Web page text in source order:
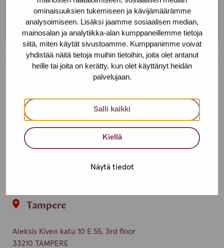
ominaisuuksien tukemiseen ja kävijämäärämme
analysoimiseen. Lisäksi jaamme sosiaalisen median,
mainosalan ja analytiikka-alan kumppaneillemme tietoja
siitä, miten käytät sivustoamme. Kumppanimme voivat
yhdistää näitä tietoja muihin tietoihin, joita olet antanut
heille tai joita on kerätty, kun olet käyttänyt heidän
palvelujaan.
Salli kaikki
Kiellä
Näytä tiedot
+358 (0)40 650 3705
Contact us
Helsinki
Tampere
Aleksis Kiven katu 10 E 55, 3rd floor
33210 TAMPERE